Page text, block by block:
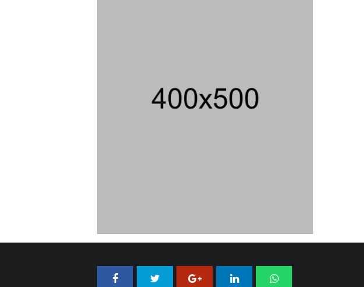
Nasional
03/08/2026 18:31 WIB || PENDIDIKAN
01/08/2026 22:09 WIB ||DKI JAKARTA
Kereta Cepat Jakarta-Bandung